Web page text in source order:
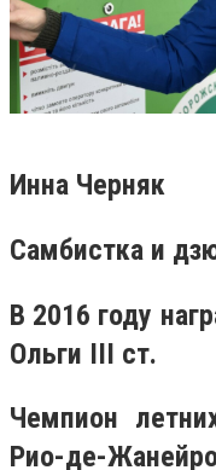
Инна Черняк
Самбистка и
В 2016 году
Ольги III ст.
Чемпион
Рио-де-